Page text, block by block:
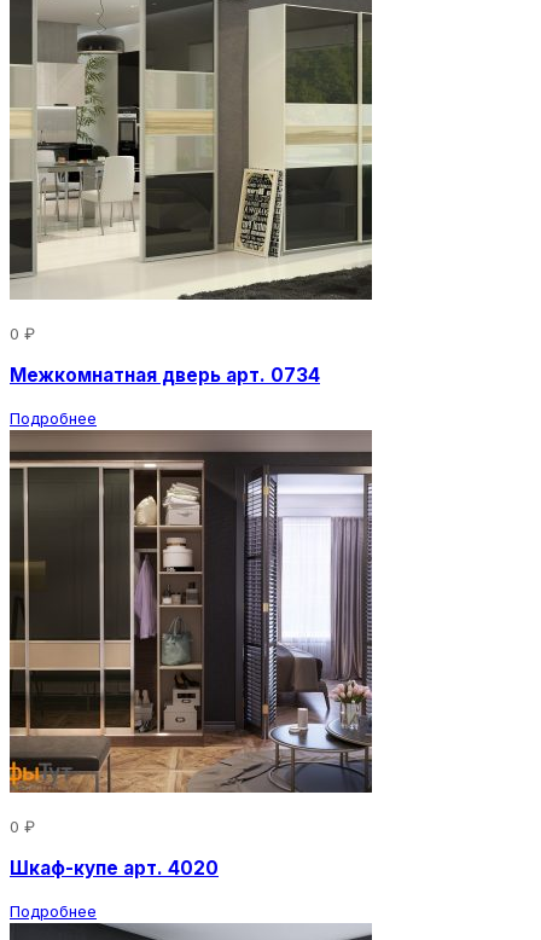
0 ₽
Межкомнатная дверь арт. 0734
Подробнее
0 ₽
Шкаф-купе арт. 4020
Подробнее